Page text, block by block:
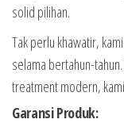
solid pilihan.
Tak perlu khawatir,
selama bertahun-
treatment modern,
Garansi Produk: